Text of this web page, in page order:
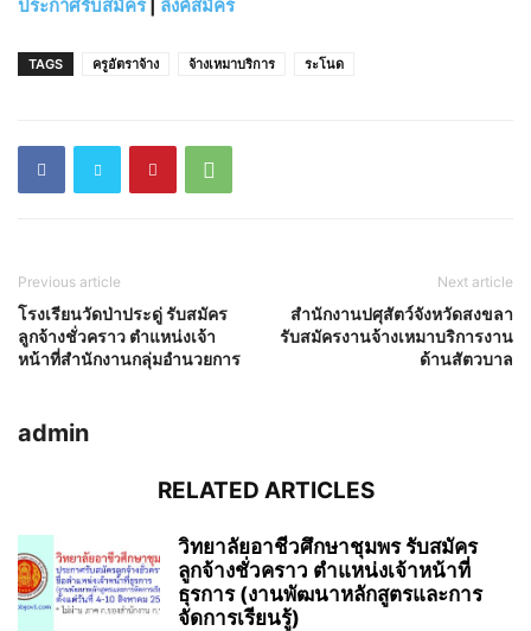
ประกาศรับสมัคร| ลิงค์สมัคร
TAGS ครูอัตราจ้าง จ้างเหมาบริการ ระโนด
Previous article
โรงเรียนวัดป่าประดู่ รับสมัคร
ลูกจ้างชั่วคราว ตำแหน่งเจ้า
หน้าที่สำนักงานกลุ่มอำนวยการ
Next article
สำนักงานปศุสัตว์จังหวัดสงขลา
รับสมัครงานจ้างเหมาบริการงาน
ด้านสัตวบาล
admin
RELATED ARTICLES
วิทยาลัยอาชีวศึกษาชุมพร รับสมัคร
ลูกจ้างชั่วคราว ตำแหน่งเจ้าหน้าที่
ธุรการ (งานพัฒนาหลักสูตรและการ
จัดการเรียนรู้)